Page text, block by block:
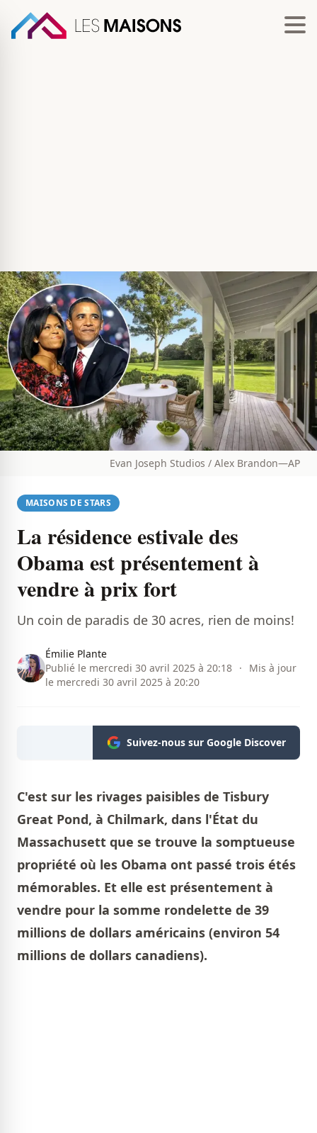
Evan Joseph Studios / Alex Brandon—AP
MAISONS DE STARS
La résidence estivale des
Obama est présentement à
vendre à prix fort
Un coin de paradis de 30 acres, rien de moins!
Émilie Plante
Publié le mercredi 30 avril 2025 à 20:18 ·
Mis à jour
le mercredi 30 avril 2025 à 20:20
Suivez-nous sur Google Discover
C'est sur les rivages paisibles de Tisbury
Great Pond, à Chilmark, dans l'État du
Massachusett que se trouve la somptueuse
propriété où les Obama ont passé trois étés
mémorables. Et elle est présentement à
vendre pour la somme rondelette de 39
millions de dollars américains (environ 54
millions de dollars canadiens).